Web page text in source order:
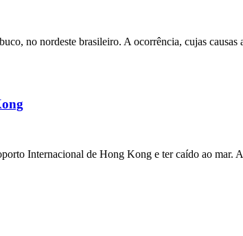
no nordeste brasileiro. A ocorrência, cujas
Internacional de Hong Kong e ter caído ao